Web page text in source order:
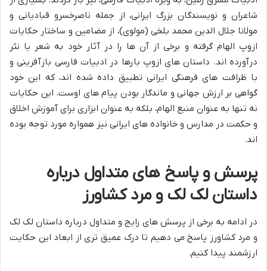
شاعران و نویسندگان بزرگ ایرانی، از جمله ناصرخسرو قبادیانی و
مولانا جلال الدین محمد بلخی (مولوی)، از مضامین و ساختار حکایات
ازوپ الهام گرفته و برخی از آن ها را در آثار خود به شعر یا نثر
درآورده اند. داستان های ازوپ بارها در ادبیات فارسی بازآفرینی و
با ظرافت های فرهنگی ایرانی تطبیق داده شده اند، که این خود
گواهی بر ارزش جهانی و ماندگار بودن پیام های اوست. این حکایات
نه تنها به عنوان منبع الهام، بلکه به عنوان ابزاری برای آموزش اخلاق
و حکمت در مدارس و خانواده های ایرانی نیز همواره مورد توجه بوده
اند.
پرسش و پاسخ های متداول درباره
داستان لک لک و مرد کشاورز
در ادامه به برخی از پرسش های رایج و متداول درباره داستان لک لک
و مرد کشاورز پاسخ می دهیم تا درک عمیق تری از ابعاد این حکایت
ارزشمند پیدا کنیم.